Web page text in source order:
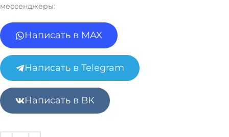
мессенджеры:
Написать в MAX
Написать в Telegram
Написать в ВК